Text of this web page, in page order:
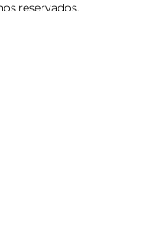
reservados.